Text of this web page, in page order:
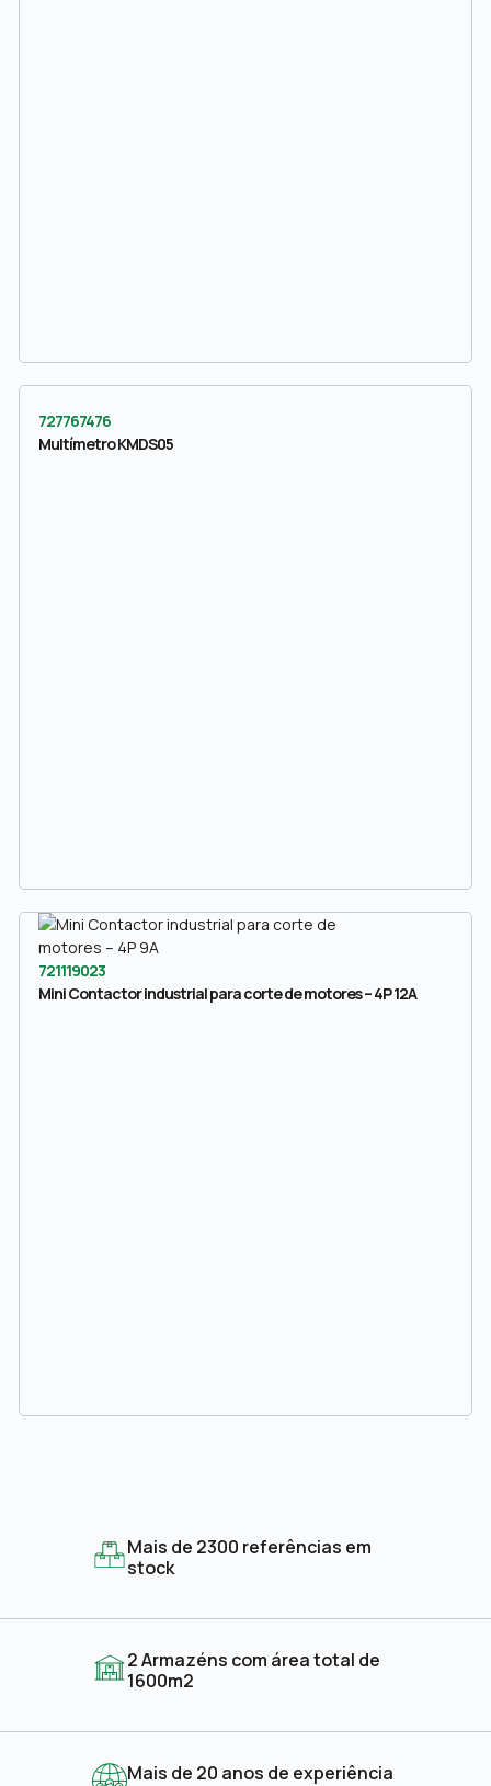
727767476
Multímetro KMDS05
721119023
Mini Contactor industrial para corte de motores – 4P 12A
Mais de 2300 referências em
stock
2 Armazéns com área total de
1600m2
Mais de 20 anos de experiência